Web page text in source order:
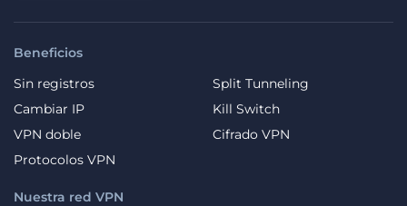
Beneficios
Sin registros
Split Tunneling
Cambiar IP
Kill Switch
VPN doble
Cifrado VPN
Protocolos VPN
Nuestra red VPN